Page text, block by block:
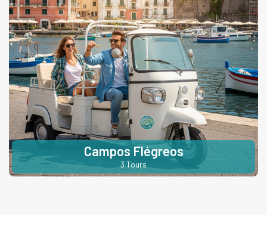
Campos Flégreos
3 Tours